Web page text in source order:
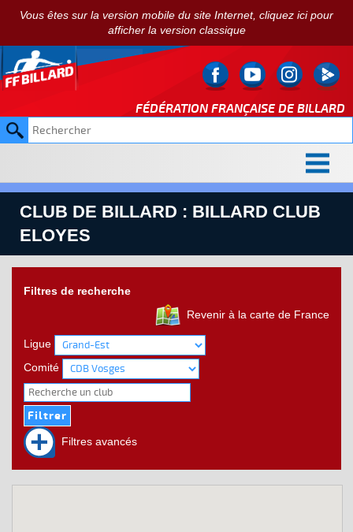
Vous êtes sur la version mobile du site Internet, cliquez ici pour
afficher la version classique
FÉDÉRATION FRANÇAISE DE BILLARD
CLUB DE BILLARD : BILLARD CLUB
ELOYES
Filtres de recherche
Revenir à la carte de France
Ligue
Comité
Filtres avancés